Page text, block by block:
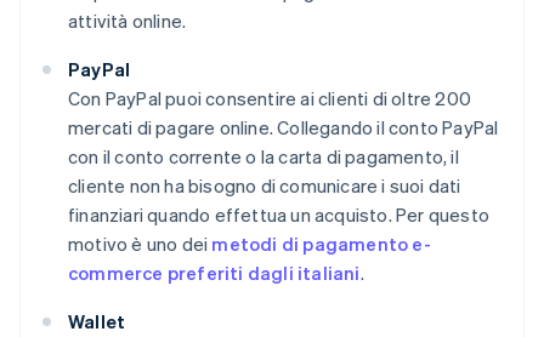
attività online.
PayPal
Con PayPal puoi consentire ai clienti di oltre 200
mercati di pagare online. Collegando il conto PayPal
con il conto corrente o la carta di pagamento, il
cliente non ha bisogno di comunicare i suoi dati
finanziari quando effettua un acquisto. Per questo
motivo è uno dei metodi di pagamento e-
commerce preferiti dagli italiani.
Wallet